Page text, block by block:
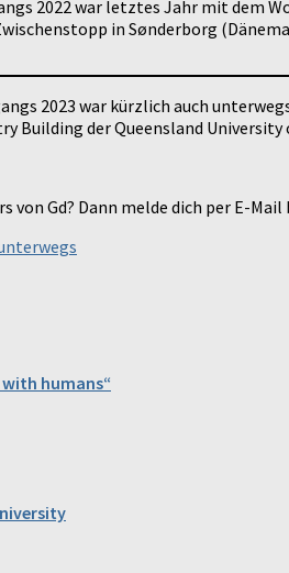
2022 war letztes Jahr mit dem
in Sønderborg
2023 war kürzlich auch
Building der Queensland
von Gd? Dann melde dich per E-
humans“